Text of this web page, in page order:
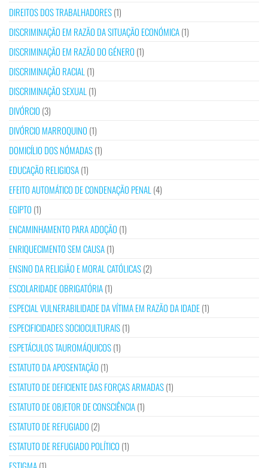
DIREITOS DOS TRABALHADORES(1)
DISCRIMINAÇÃO EM RAZÃO DA SITUAÇÃO ECONÓMICA(1)
DISCRIMINAÇÃO EM RAZÃO DO GÉNERO (1)
DISCRIMINAÇÃO RACIAL (1)
DISCRIMINAÇÃO SEXUAL (1)
DIVÓRCIO (3)
DIVÓRCIO MARROQUINO (1)
DOMICÍLIO DOS NÓMADAS(1)
EDUCAÇÃO RELIGIOSA(1)
EFEITO AUTOMÁTICO DE CONDENAÇÃO PENAL (4)
EGIPTO (1)
ENCAMINHAMENTO PARA ADOÇÃO (1)
ENRIQUECIMENTO SEM CAUSA(1)
ENSINO DA RELIGIÃO E MORAL CATÓLICAS(2)
ESCOLARIDADE OBRIGATÓRIA(1)
ESPECIAL VULNERABILIDADE DA VÍTIMA EM RAZÃO DA IDADE(1)
ESPECIFICIDADES SOCIOCULTURAIS(1)
ESPETÁCULOS TAUROMÁQUICOS(1)
ESTATUTO DA APOSENTAÇÃO (1)
ESTATUTO DE DEFICIENTE DAS FORÇAS ARMADAS(1)
ESTATUTO DE OBJETOR DE CONSCIÊNCIA(1)
ESTATUTO DE REFUGIADO (2)
ESTATUTO DE REFUGIADO POLÍTICO (1)